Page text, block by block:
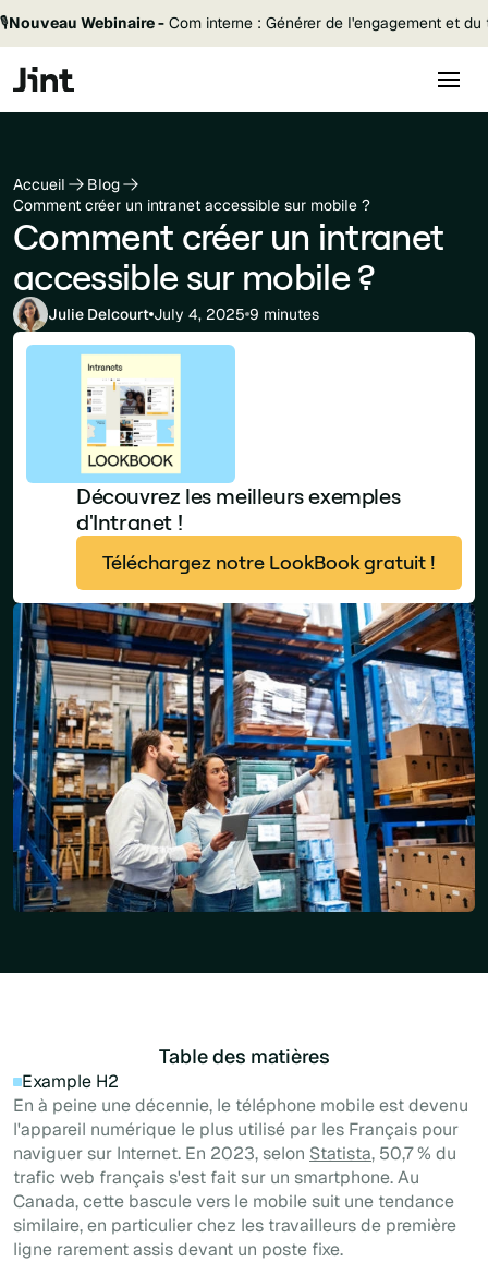
🎙️Nouveau Webinaire - Com interne : Générer de l'engagement et
Accueil
Blog
Comment créer un intranet accessible sur mobile ?
Comment créer un intranet
accessible sur mobile ?
Julie Delcourt July 4, 2025 9 minutes
Découvrez les meilleurs exemples
d'Intranet !
Téléchargez notre LookBook gratuit !
Table des matières
Example H2
En à peine une décennie, le téléphone mobile est devenu
l'appareil numérique le plus utilisé par les Français pour
naviguer sur Internet. En 2023, selon Statista, 50,7 % du
trafic web français s'est fait sur un smartphone. Au
Canada, cette bascule vers le mobile suit une tendance
similaire, en particulier chez les travailleurs de première
ligne rarement assis devant un poste fixe.